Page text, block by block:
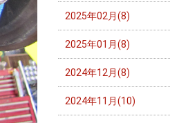
2025年02月(8)
2025年01月(8)
2024年12月(8)
2024年11月(10)